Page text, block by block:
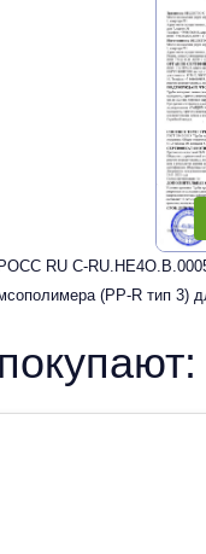
RU C-
(PP-R тип 3)